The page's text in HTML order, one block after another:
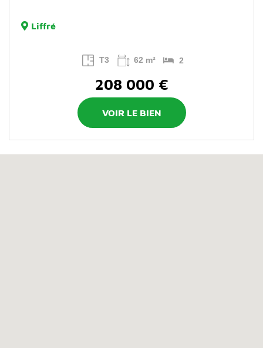
Liffré
T3 62 m² 2
208 000 €
VOIR LE BIEN